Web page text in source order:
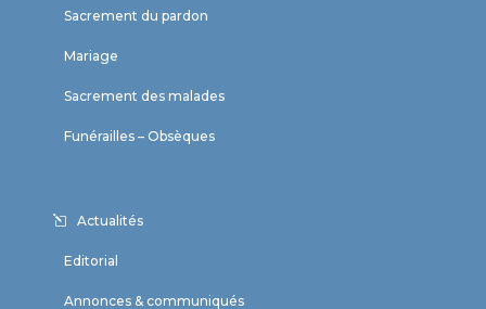
Sacrement du pardon
Mariage
Sacrement des malades
Funérailles – Obsèques
Actualités
Editorial
Annonces & communiqués